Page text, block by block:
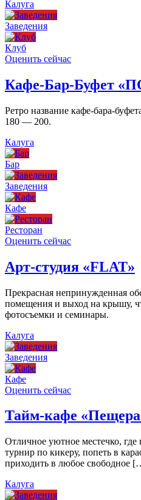
Калуга
Заведения
Клуб
Оценить сейчас
Кафе-Бар-Буфет
Ретро название кафе-бара-
180 — 200.
Калуга
Бар
Заведения
Кафе
Ресторан
Оценить сейчас
Арт-студия «FLAT»
Прекрасная непринужденная
помещения и выход на крышу,
фотосъемки и семинары.
Калуга
Заведения
Кафе
Оценить сейчас
Тайм-кафе
Отличное уютное местечко,
турнир по кикеру, попеть в
приходить в любое свободное
Калуга